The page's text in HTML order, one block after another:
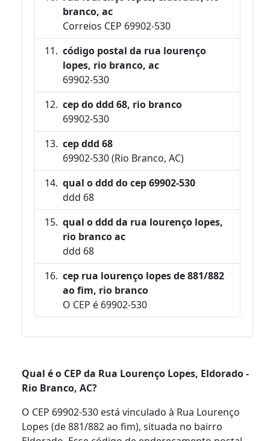
branco, ac
Correios CEP 69902-530
código postal da rua lourenço
lopes, rio branco, ac
69902-530
cep do ddd 68, rio branco
69902-530
cep ddd 68
69902-530 (Rio Branco, AC)
qual o ddd do cep 69902-530
ddd 68
qual o ddd da rua lourenço lopes,
rio branco ac
ddd 68
cep rua lourenço lopes de 881/882
ao fim, rio branco
O CEP é 69902-530
Qual é o CEP da Rua Lourenço Lopes, Eldorado -
Rio Branco, AC?
O CEP 69902-530 está vinculado à Rua Lourenço
Lopes (de 881/882 ao fim), situada no bairro